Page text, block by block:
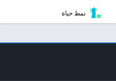
نمط حياة